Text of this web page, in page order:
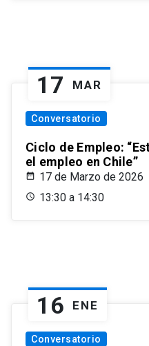
17 MAR
Conversatorio
Ciclo de Empleo:
el empleo en Chile”
17 de Marzo de 2026
13:30 a 14:30
16 ENE
Conversatorio